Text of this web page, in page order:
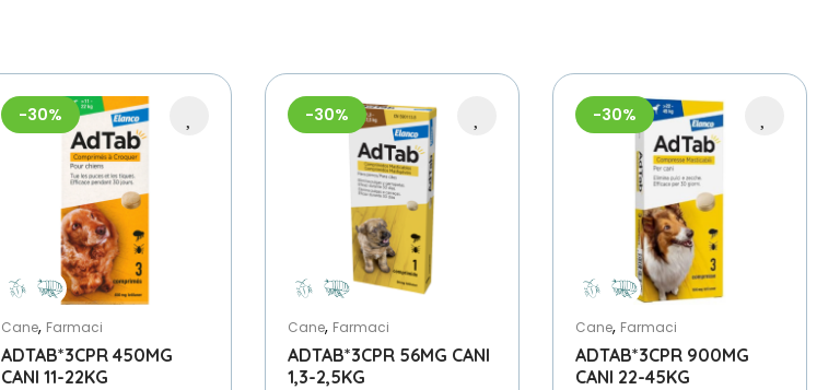
-30%
Cane, Farmaci
ADTAB*3CPR 450MG
CANI 11-22KG
-30%
Cane, Farmaci
ADTAB*3CPR 56MG CANI
1,3-2,5KG
-30%
Cane, Farmaci
ADTAB*3CPR 900MG
CANI 22-45KG